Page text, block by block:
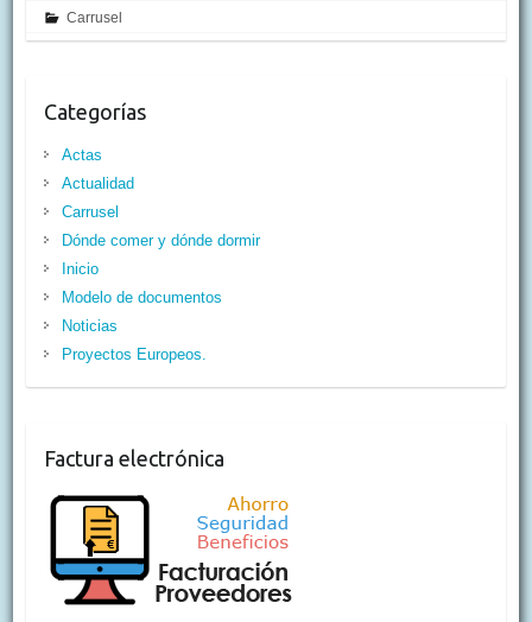
Carrusel
Categorías
Actas
Actualidad
Carrusel
Dónde comer y dónde dormir
Inicio
Modelo de documentos
Noticias
Proyectos Europeos.
Factura electrónica